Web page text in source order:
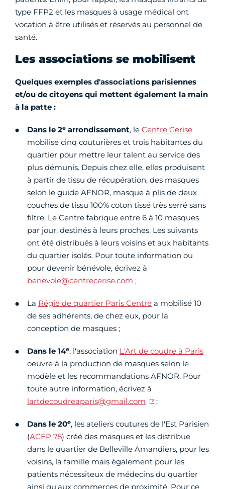
type FFP2 et les masques à usage médical ont
vocation à être utilisés et réservés au personnel de
santé.
Les associations se mobilisent
Quelques exemples d'associations parisiennes
et/ou de citoyens qui mettent également la main
à la patte :
Dans le 2e arrondissement, le Centre Cerise
mobilise cinq couturières et trois habitantes du
quartier pour mettre leur talent au service des
plus démunis. Depuis chez elle, elles produisent
à partir de tissu de récupération, des masques
selon le guide AFNOR, masque à plis de deux
couches de tissu 100% coton tissé très serré sans
filtre. Le Centre fabrique entre 6 à 10 masques
par jour, destinés à leurs proches. Les suivants
ont été distribués à leurs voisins et aux habitants
du quartier isolés. Pour toute information ou
pour devenir bénévole, écrivez à
benevole@centrecerise.com ;
La Régie de quartier Paris Centre a mobilisé 10
de ses adhérents, de chez eux, pour la
conception de masques ;
Dans le 14e, l'association L'Art de coudre à Paris
oeuvre à la production de masques selon le
modèle et les recommandations AFNOR. Pour
toute autre information, écrivez à
lartdecoudreaparis@gmail.com
;
Dans le 20e, les ateliers coutures de l'Est Parisien
(ACEP 75) créé des masques et les distribue
dans le quartier de Belleville Amandiers, pour les
voisins, la famille mais également pour les
patients nécessiteux de médecins du quartier
ainsi qu'aux commerces de proximité. Pour ce